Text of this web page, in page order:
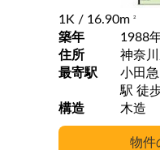
1K / 16.90m 2
築年
1988
住所
神奈
最寄駅
小田
構造
木造